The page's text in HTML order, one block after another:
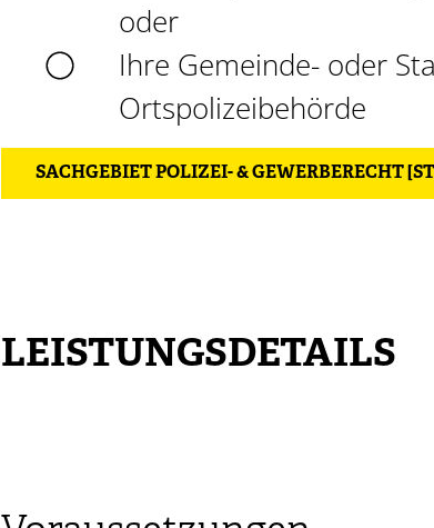
oder
Ihre Gemeinde- oder
Ortspolizeibehörde
SACHGEBIET POLIZEI- & GEWERBERECHT
LEISTUNGSDETAILS